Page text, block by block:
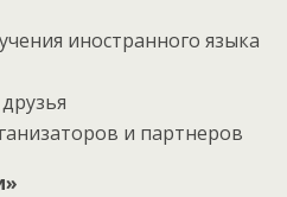
иностранного языка
и партнеров